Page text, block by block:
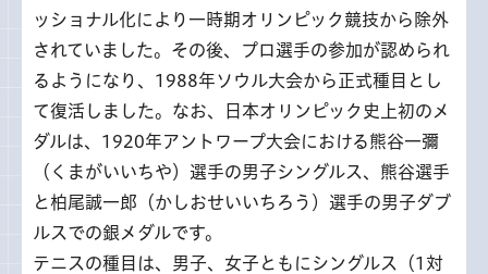
ッショナル化により一時期オリンピック競技から除外
されていました。その後、プロ選手の参加が認められ
るようになり、1988年ソウル大会から正式種目とし
て復活しました。なお、日本オリンピック史上初のメ
ダルは、1920年アントワープ大会における熊谷一彌
（くまがいいちや）選手の男子シングルス、熊谷選手
と柏尾誠一郎（かしおせいいちろう）選手の男子ダブ
ルスでの銀メダルです。
テニスの種目は、男子、女子ともにシングルス（1対